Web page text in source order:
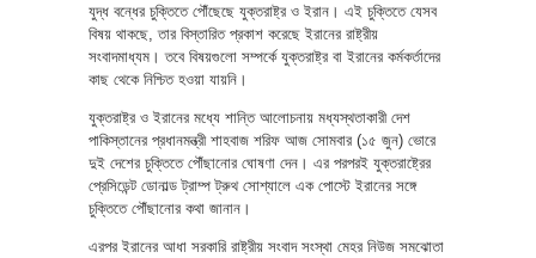
যুদ্ধ বন্ধের চুক্তিতে পৌঁছেছে যুক্তরাষ্ট্র ও ইরান। এই চুক্তিতে যেসব
বিষয় থাকছে, তার বিস্তারিত প্রকাশ করেছে ইরানের রাষ্ট্রীয়
সংবাদমাধ্যম। তবে বিষয়গুলো সম্পর্কে যুক্তরাষ্ট্র বা ইরানের কর্মকর্তাদের
কাছ থেকে নিশ্চিত হওয়া যায়নি।
যুক্তরাষ্ট্র ও ইরানের মধ্যে শান্তি আলোচনায় মধ্যস্থতাকারী দেশ
পাকিস্তানের প্রধানমন্ত্রী শাহবাজ শরিফ আজ সোমবার (১৫ জুন) ভোরে
দুই দেশের চুক্তিতে পৌঁছানোর ঘোষণা দেন। এর পরপরই যুক্তরাষ্ট্রের
প্রেসিডেন্ট ডোনাল্ড ট্রাম্প ট্রুথ সোশ্যালে এক পোস্টে ইরানের সঙ্গে
চুক্তিতে পৌঁছানোর কথা জানান।
এরপর ইরানের আধা সরকারি রাষ্ট্রীয় সংবাদ সংস্থা মেহর নিউজ সমঝোতা